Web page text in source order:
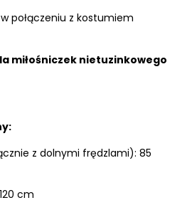
połączeniu z kostumiem
miłośniczek nietuzinkowego
z dolnymi frędzlami): 85
cm